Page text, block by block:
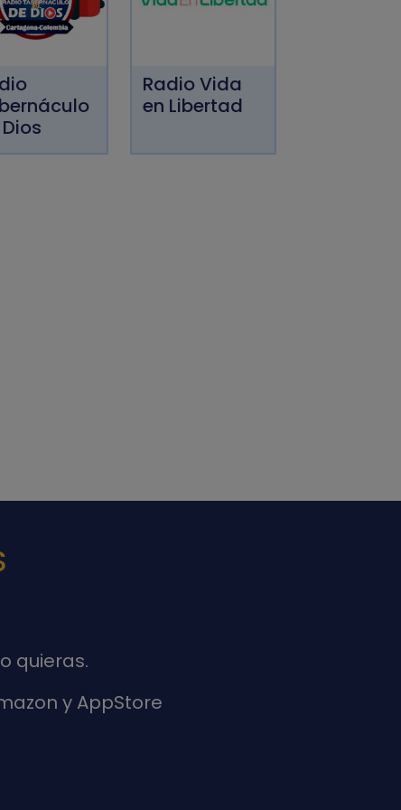
Radio Vida
en Libertad
quieras.
y AppStore